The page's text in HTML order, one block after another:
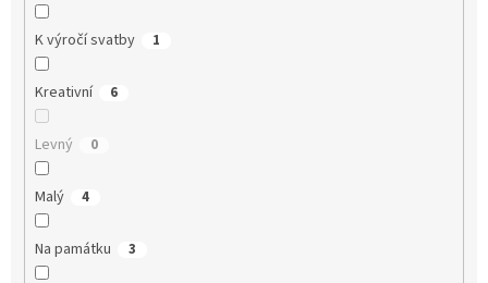
K výročí svatby 1
Kreativní 6
Levný 0
Malý 4
Na památku 3